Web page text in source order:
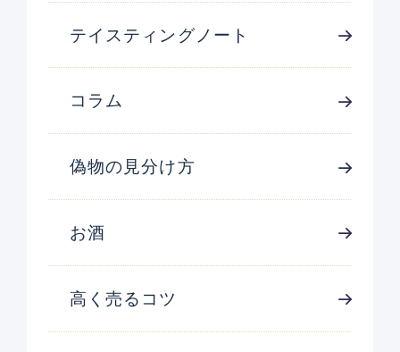
テイスティングノート
コラム
偽物の見分け方
お酒
高く売るコツ